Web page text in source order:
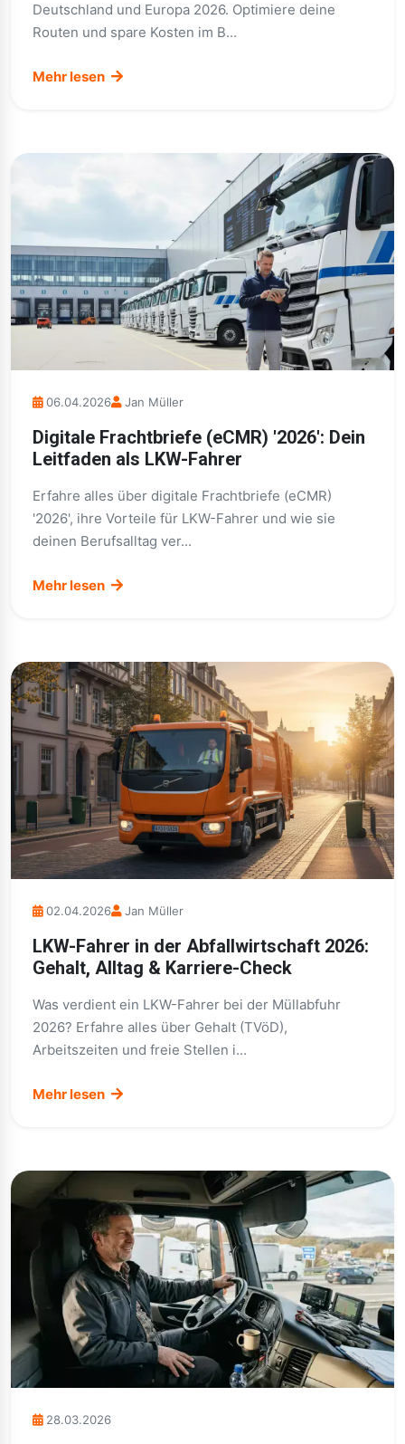
Deutschland und Europa 2026. Optimiere deine
Routen und spare Kosten im B...
Mehr lesen
06.04.2026 Jan Müller
Digitale Frachtbriefe (eCMR) '2026': Dein
Leitfaden als LKW-Fahrer
Erfahre alles über digitale Frachtbriefe (eCMR)
'2026', ihre Vorteile für LKW-Fahrer und wie sie
deinen Berufsalltag ver...
Mehr lesen
02.04.2026 Jan Müller
LKW-Fahrer in der Abfallwirtschaft 2026:
Gehalt, Alltag & Karriere-Check
Was verdient ein LKW-Fahrer bei der Müllabfuhr
2026? Erfahre alles über Gehalt (TVöD),
Arbeitszeiten und freie Stellen i...
Mehr lesen
28.03.2026